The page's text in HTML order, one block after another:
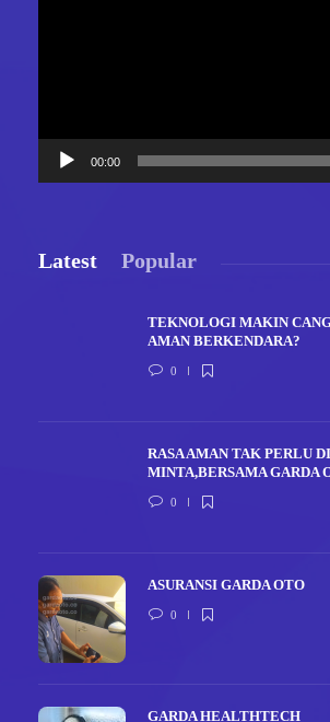
00:00
Latest Popular
TEKNOLOGI MAKIN
AMAN BERKENDARA?
0
RASA AMAN TAK PERLU DI
MINTA,BERSAMA GARDA
0
ASURANSI GARDA OTO
0
GARDA HEALTHTECH